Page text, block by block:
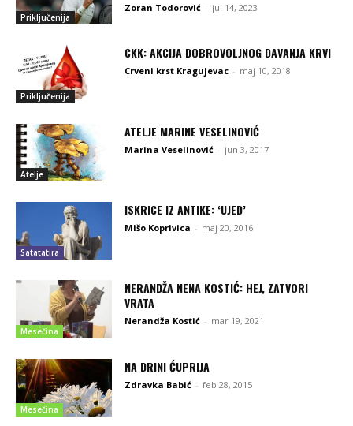
Priključenija
Zoran Todorović - jul 14, 2023
Priključenija
CKK: AKCIJA DOBROVOLJNOG DAVANJA KRVI
Crveni krst Kragujevac - maj 10, 2018
Atelje
ATELJE MARINE VESELINOVIĆ
Marina Veselinović - jun 3, 2017
Satatatira
ISKRICE IZ ANTIKE: ‘UJED’
Mišo Koprivica - maj 20, 2016
Mesečina
NERANDŽA NENA KOSTIĆ: HEJ, ZATVORI
VRATA
Nerandža Kostić - mar 19, 2021
Mesečina
NA DRINI ĆUPRIJA
Zdravka Babić - feb 28, 2015